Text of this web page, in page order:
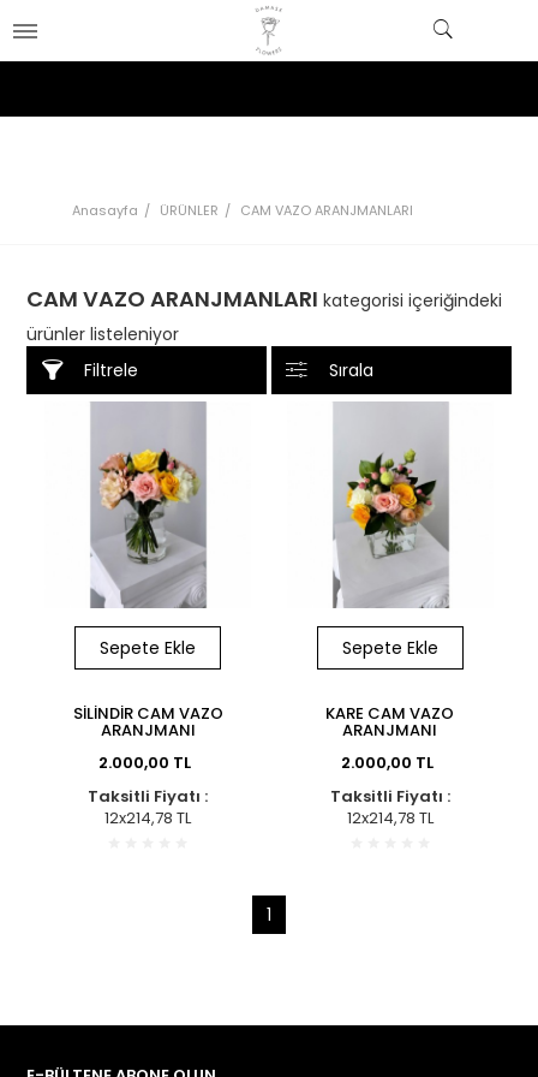
Anasayfa ÜRÜNLER CAM VAZO ARANJMANLARI
CAM VAZO ARANJMANLARI kategorisi içeriğindeki
ürünler listeleniyor
Filtrele
Sırala
Sepete Ekle
SİLİNDİR CAM VAZO
ARANJMANI
2.000,00 TL
Taksitli Fiyatı :
12x214,78 TL
Sepete Ekle
KARE CAM VAZO
ARANJMANI
2.000,00 TL
Taksitli Fiyatı :
12x214,78 TL
1